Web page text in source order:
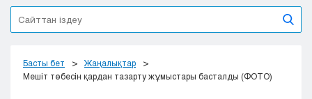
Астана
Алматы
Актобе
Атырау
Басты бет
Жаңалықтар
Мешіт төбесін қардан тазарту жұмыстары басталды (ФОТО)